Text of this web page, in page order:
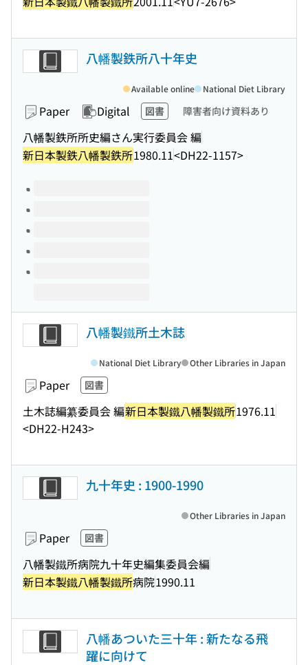
八幡製鉄所八十年史
Paper Digital 図書 障害者向け資料あり
八幡製鉄所所史編さん実行委員会 編
新日本製鉄八幡製鉄所1980.11<DH22-1157>
Available online National Diet Library
Volumes of this title
八幡製鐵所土木誌
Paper 図書
土木誌編纂委員会 編新日本製鐵八幡製鐵所1976.11
<DH22-H243>
National Diet Library Other Libraries in Japan
九十年史 : 1900-1990
Paper 図書
八幡製鐵所病院九十年史編集委員会編
新日本製鐵八幡製鐵所病院1990.11
Other Libraries in Japan
八幡あついた三十年 : 新たなる飛
躍に向けて